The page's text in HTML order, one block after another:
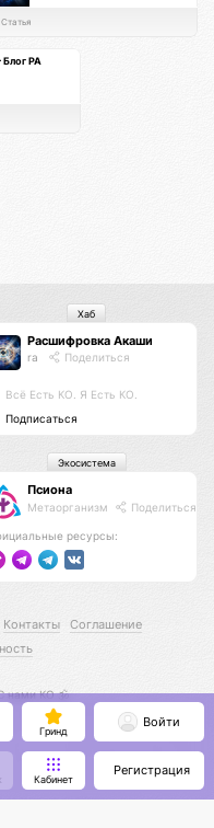
Статья
РА
ЖизниРасшифровка Акаши
ra Поделиться
Всё Есть КО. Я Есть КО.
Подписаться
Хаб
Псиона
Метаорганизм Поделиться
ресурсы:
Экосистема
Контакты
Соглашение
нами КО 🕉️
Гринд
Кабинет
Войти
Регистрация